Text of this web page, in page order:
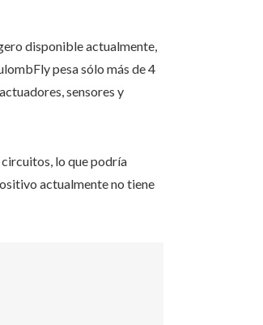
disponible actualmente,
pesa sólo más de 4
sensores y
lo que podría
actualmente no tiene